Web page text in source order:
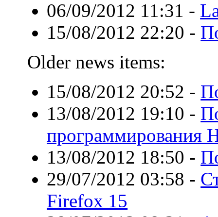
06/09/2012 11:31 -
15/08/2012 22:20 -
Older news items:
15/08/2012 20:52 -
13/08/2012 19:10 -
программирования
13/08/2012 18:50 -
29/07/2012 03:58 -
Firefox 15